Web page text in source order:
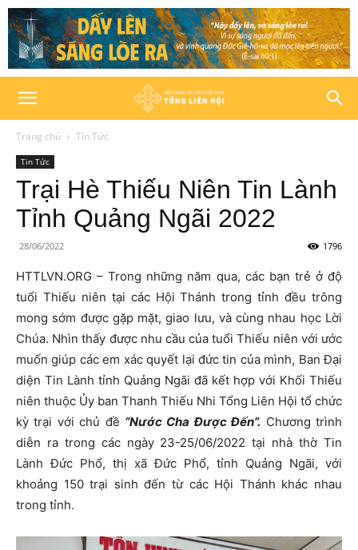
Trang chủ Tin Tức
Tin Tức
Trại Hè Thiếu Niên Tin Lành
Tỉnh Quảng Ngãi 2022
28/06/2022 1796
HTTLVN.ORG – Trong những năm qua, các bạn trẻ ở độ
tuổi Thiếu niên tại các Hội Thánh trong tỉnh đều trông
mong sớm được gặp mặt, giao lưu, và cùng nhau học Lời
Chúa. Nhìn thấy được nhu cầu của tuổi Thiếu niên với ước
muốn giúp các em xác quyết lại đức tin của mình, Ban Đại
diện Tin Lành tỉnh Quảng Ngãi đã kết hợp với Khối Thiếu
niên thuộc Ủy ban Thanh Thiếu Nhi Tổng Liên Hội tổ chức
kỳ trại với chủ đề “Nước Cha Được Đến”. Chương trình
diễn ra trong các ngày 23-25/06/2022 tại nhà thờ Tin
Lành Đức Phổ, thị xã Đức Phổ, tỉnh Quảng Ngãi, với
khoảng 150 trại sinh đến từ các Hội Thánh khác nhau
trong tỉnh.